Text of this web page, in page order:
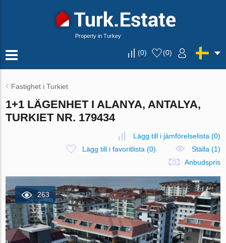
Property in Turkey
(0) (0)
Fastighet i Turkiet
1+1 LÄGENHET I ALANYA, ANTALYA,
TURKIET NR. 179434
Lägg till i jämförelselista (0)
Lägg till i favoritlista (0)
Ställa (1)
Anbudspris
263